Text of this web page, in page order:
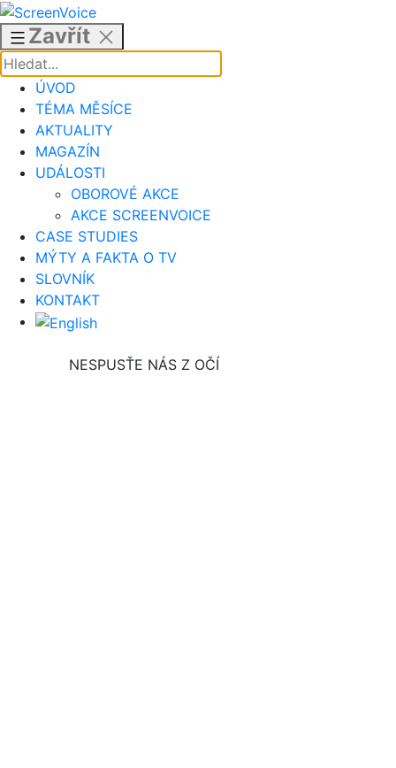
Přejít
obsahu
Zavřít
ÚVOD
TÉMA MĚSÍCE
AKTUALITY
MAGAZÍN
UDÁLOSTI
OBOROVÉ AKCE
AKCE SCREENVOICE
CASE STUDIES
MÝTY A FAKTA O TV
SLOVNÍK
KONTAKT
NESPUSŤE NÁS Z OČÍ